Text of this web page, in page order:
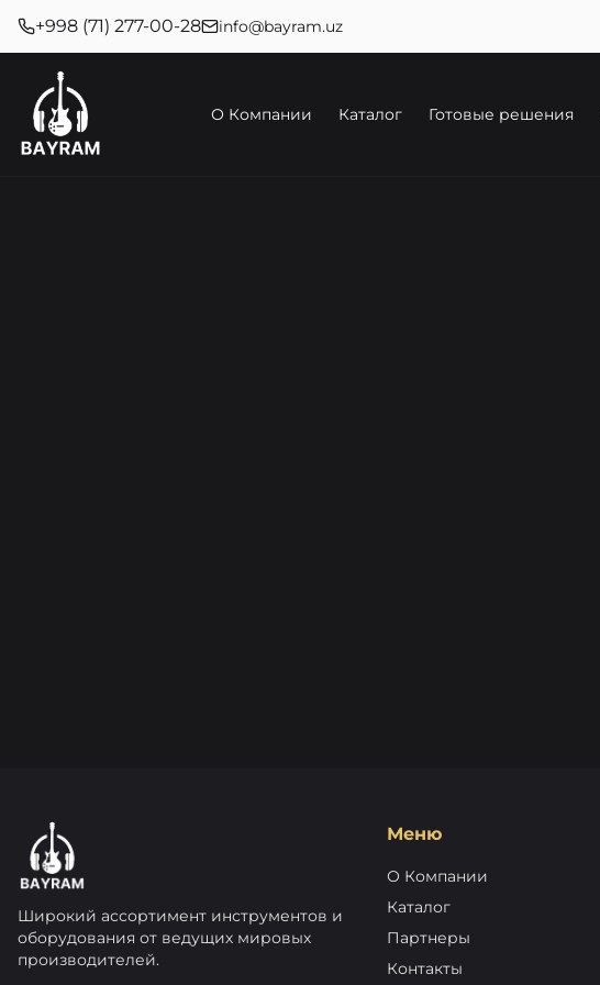
+998 (71) 277-00-28 info@bayram.uz
О Компании Каталог Готовые решения
Широкий ассортимент инструментов и
оборудования от ведущих мировых
производителей.
Меню
О Компании
Каталог
Партнеры
Контакты